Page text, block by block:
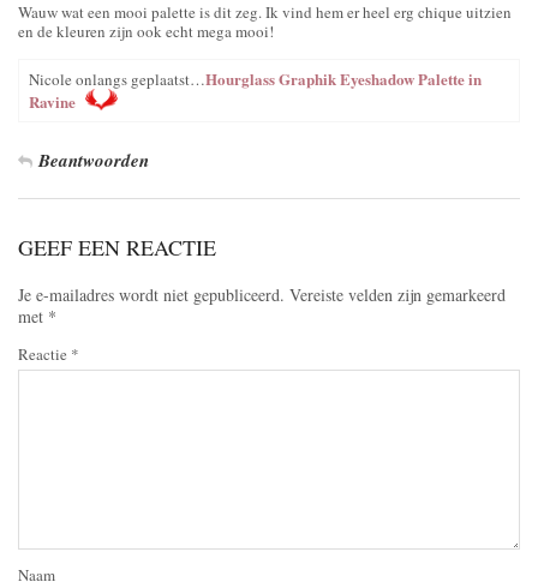
Wauw wat een mooi palette is dit zeg. Ik vind hem er heel erg chique uitzien
en de kleuren zijn ook echt mega mooi!
Nicole onlangs geplaatst…Hourglass Graphik Eyeshadow Palette in
Ravine
Beantwoorden
GEEF EEN REACTIE
Je e-mailadres wordt niet gepubliceerd. Vereiste velden zijn gemarkeerd
met *
Reactie *
Naam